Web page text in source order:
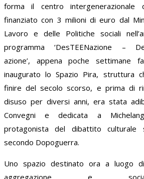
forma il centro intergenerazionale
finanziato con 3 milioni di euro dal
Lavoro e delle Politiche sociali
programma ‘DesTEENazione –
azione’, appena poche settimane
inaugurato lo Spazio Pira, struttura
finire del secolo scorso, e prima di
disuso per diversi anni, era stata
Convegni e dedicata a
protagonista del dibattito culturale
secondo Dopoguerra.
Uno spazio destinato ora a luogo
aggregazione e